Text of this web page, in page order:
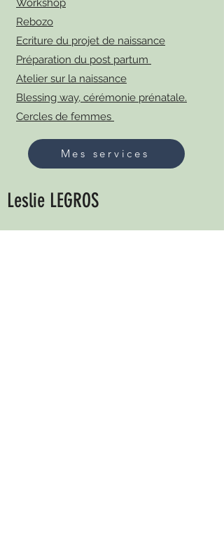
Workshop
Rebozo
Ecriture du projet de naissance
Préparation du post partum
Atelier sur la naissance
Blessing way, cérémonie prénatale.
Cercles de femmes
Mes services
Leslie LEGROS